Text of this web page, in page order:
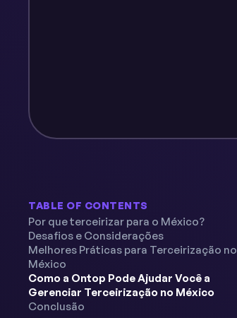
TABLE OF CONTENTS
Por que terceirizar para o México?
Desafios e Considerações
Melhores Práticas para Terceirização no
México
Como a Ontop Pode Ajudar Você a
Gerenciar Terceirização no México
Conclusão